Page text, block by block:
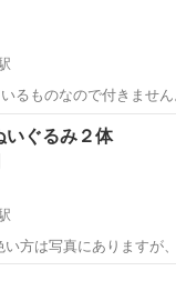
なので付きません。 木材が欲しい
料で差し上げます。DIY
でお願いし
茅ケ崎駅 その他
いぐるみ２体
方は写真にありますが
、中にトイレットペー
す。 当方、パソコンでの対応